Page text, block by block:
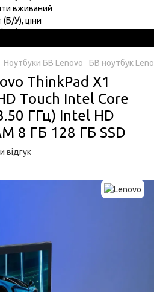
Ноутбуки БВ Lenovo БВ ноутбук
ThinkPad X1
Touch Intel Core
ГГц) Intel HD
8 ГБ 128 ГБ SSD
відгук